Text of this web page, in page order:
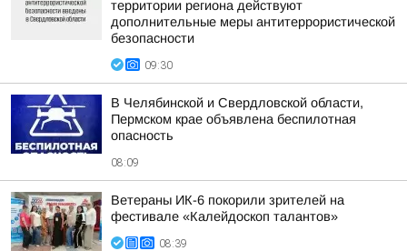
территории региона действуют
дополнительные меры антитеррористической
безопасности
09:30
В Челябинской и Свердловской области,
Пермском крае объявлена беспилотная
опасность
08:09
Ветераны ИК-6 покорили зрителей на
фестивале «Калейдоскоп талантов»
08:39